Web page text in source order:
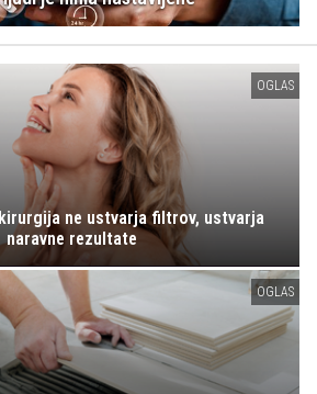
OGLAS
ne ustvarja filtrov, ustvarja
naravne rezultate
OGLAS